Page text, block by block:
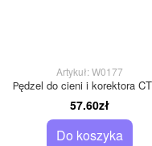
Artykuł: W0177
57.60zł
Do koszyka